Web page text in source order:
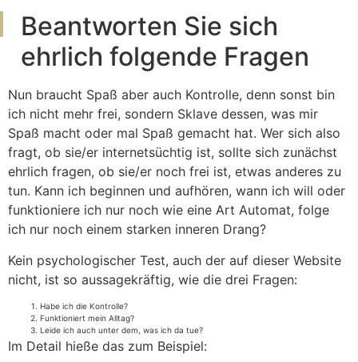
Beantworten Sie sich
ehrlich folgende Fragen
Nun braucht Spaß aber auch Kontrolle, denn sonst bin
ich nicht mehr frei, sondern Sklave dessen, was mir
Spaß macht oder mal Spaß gemacht hat. Wer sich also
fragt, ob sie/er internetsüchtig ist, sollte sich zunächst
ehrlich fragen, ob sie/er noch frei ist, etwas anderes zu
tun. Kann ich beginnen und aufhören, wann ich will oder
funktioniere ich nur noch wie eine Art Automat, folge
ich nur noch einem starken inneren Drang?
Kein psychologischer Test, auch der auf dieser Website
nicht, ist so aussagekräftig, wie die drei Fragen:
Habe ich die Kontrolle?
Funktioniert mein Alltag?
Leide ich auch unter dem, was ich da tue?
Im Detail hieße das zum Beispiel: